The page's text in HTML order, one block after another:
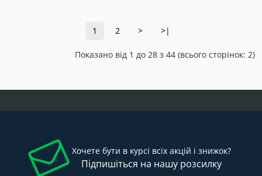
1 2 > >|
Показано від 1 до 28 з 44 (всього сторінок: 2)
Хочете бути в курсі всіх акцій і знижок?
Підпишіться на нашу розсилку